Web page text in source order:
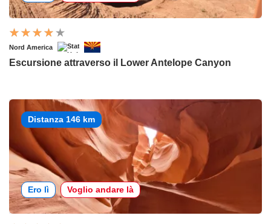
Nord America
Escursione attraverso il Lower Antelope Canyon
Distanza 146 km
Ero lì Voglio andare là